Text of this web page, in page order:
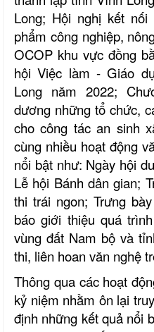
Long; Hội nghị kết nối
phẩm công nghiệp,
OCOP khu vực đồng
hội Việc làm - Giáo
Long năm 2022;
dương những tổ chức,
cho công tác an sinh
cùng nhiều hoạt động
nổi bật như: Ngày hội
Lễ hội Bánh dân gian;
thi trái ngon; Trưng
báo giới thiệu quá
vùng đất Nam bộ và
thi, liên hoan văn nghệ
Thông qua các hoạt
kỷ niệm nhằm ôn lại
định những kết quả nổi